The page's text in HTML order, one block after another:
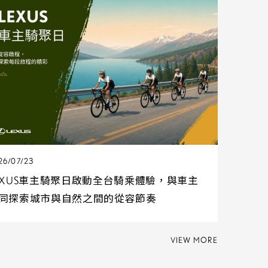
07/23
車主騎聚日啟動全台騎乘體驗，與車主
探索城市與自然之間的從容節奏
VIEW MORE